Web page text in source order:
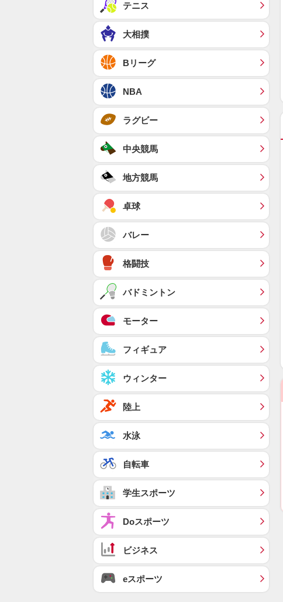
テニス
大相撲
Bリーグ
NBA
ラグビー
中央競馬
地方競馬
卓球
バレー
格闘技
バドミントン
モーター
フィギュア
ウィンター
陸上
水泳
自転車
学生スポーツ
Doスポーツ
ビジネス
eスポーツ